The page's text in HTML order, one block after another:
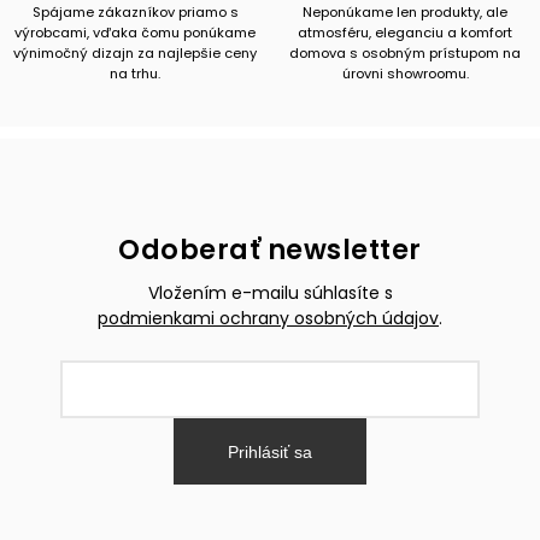
Spájame zákazníkov priamo s
výrobcami, vďaka čomu ponúkame
výnimočný dizajn za najlepšie ceny
na trhu.
Neponúkame len produkty, ale
atmosféru, eleganciu a komfort
domova s osobným prístupom na
úrovni showroomu.
Odoberať newsletter
Vložením e-mailu súhlasíte s
podmienkami ochrany osobných údajov.
Prihlásiť sa